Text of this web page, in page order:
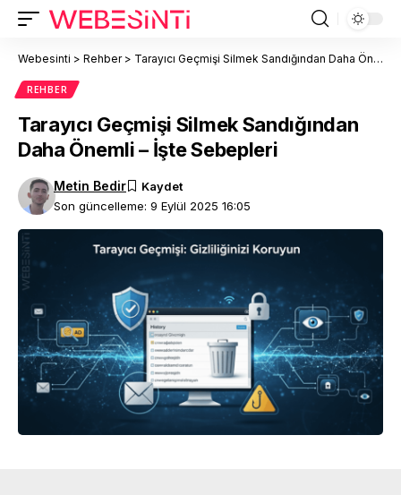
Webesinti > Rehber> Tarayıcı Geçmişi Silmek Sandığından Daha Önemli – İşte Sebepleri
REHBER
Tarayıcı Geçmişi Silmek Sandığından
Daha Önemli – İşte Sebepleri
Son güncelleme: 9 Eylül 2025 16:05
Metin Bedir